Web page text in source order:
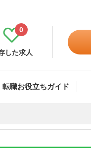
した求人
0
転職お役立ちガイド